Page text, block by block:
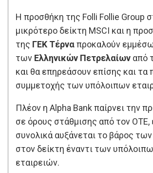
Η προσθήκη της Folli Follie Group
μικρότερο δείκτη MSCI και η
της ΓΕΚ Τέρναπροκαλούν
των Ελληνικών Πετρελαίων από
και θα επηρεάσουν επίσης και τα
συμμετοχής των υπόλοιπων
Πλέον η Alpha Βank παίρνει την
σε όρους στάθμισης από τον ΟΤΕ,
συνολικά αυξάνεται το βάρος
στον δείκτη έναντι των
εταιρειών.